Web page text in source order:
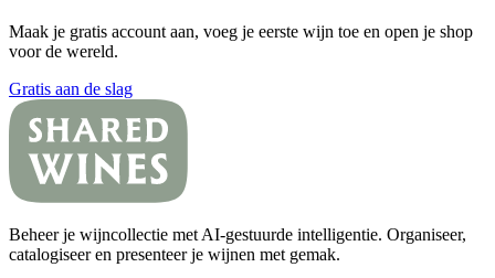
Maak je gratis account aan, voeg je eerste wijn toe en open je shop
voor de wereld.
Gratis aan de slag
Beheer je wijncollectie met AI-gestuurde intelligentie. Organiseer,
catalogiseer en presenteer je wijnen met gemak.